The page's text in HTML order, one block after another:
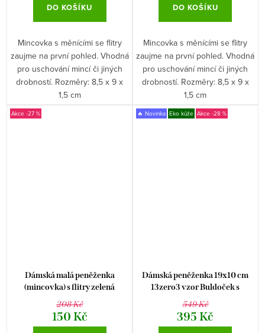
DO KOŠÍKU
Mincovka s měnícími se flitry
zaujme na první pohled. Vhodná
pro uschování mincí či jiných
drobností. Rozměry: 8,5 x 9 x
1,5 cm
DO KOŠÍKU
Mincovka s měnícími se flitry
zaujme na první pohled. Vhodná
pro uschování mincí či jiných
drobností. Rozměry: 8,5 x 9 x
1,5 cm
-27 %
Dámská malá peněženka
(mincovka) s flitry zelená
208 Kč
150 Kč
🔥 Novinka Eko kůže -28 %
Dámská peněženka 19x10 cm
13zero3 vzor Buldoček s
medvídkem
549 Kč
395 Kč